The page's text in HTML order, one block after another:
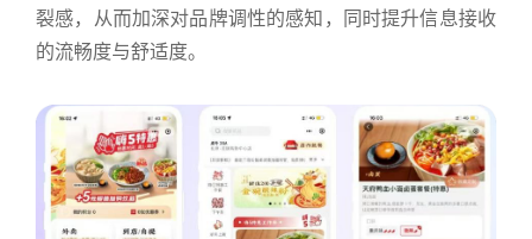
裂感，从而加深对品牌调性的感知，同时提升信息接收
的流畅度与舒适度。